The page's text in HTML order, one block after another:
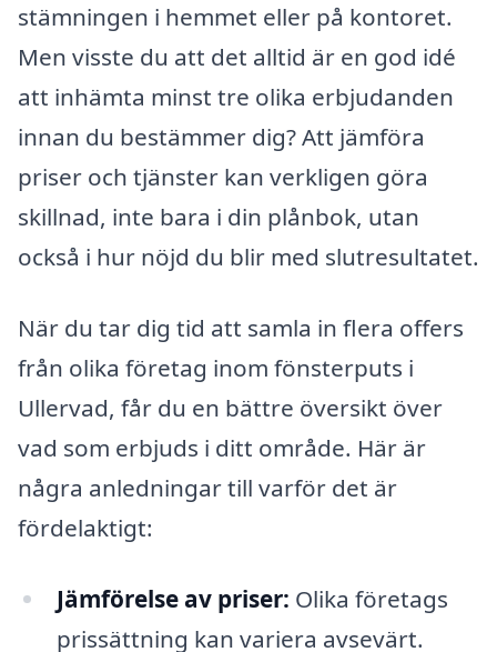
stämningen i hemmet eller på kontoret.
Men visste du att det alltid är en god idé
att inhämta minst tre olika erbjudanden
innan du bestämmer dig? Att jämföra
priser och tjänster kan verkligen göra
skillnad, inte bara i din plånbok, utan
också i hur nöjd du blir med slutresultatet.
När du tar dig tid att samla in flera offers
från olika företag inom fönsterputs i
Ullervad, får du en bättre översikt över
vad som erbjuds i ditt område. Här är
några anledningar till varför det är
fördelaktigt:
Jämförelse av priser: Olika företags
prissättning kan variera avsevärt.